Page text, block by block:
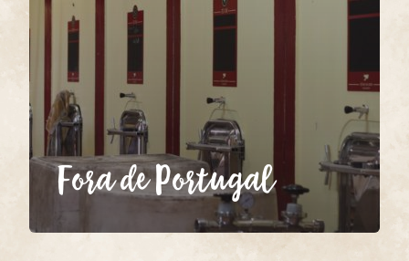
Fora de Portugal